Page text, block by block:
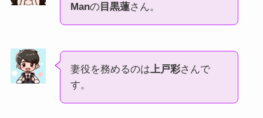
Manの目黒蓮さん。
妻役を務めるのは 上戸彩さんで
す。